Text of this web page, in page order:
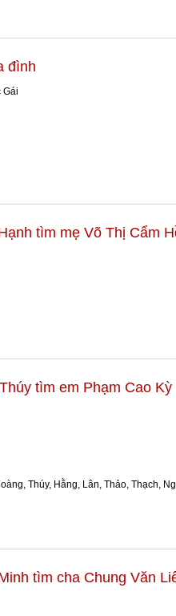
đình
Gái
tìm mẹ Võ Thị Cẩm
tìm em Phạm Cao Kỳ
Thúy, Hằng, Lân, Thảo, Thạch,
tìm cha Chung Văn